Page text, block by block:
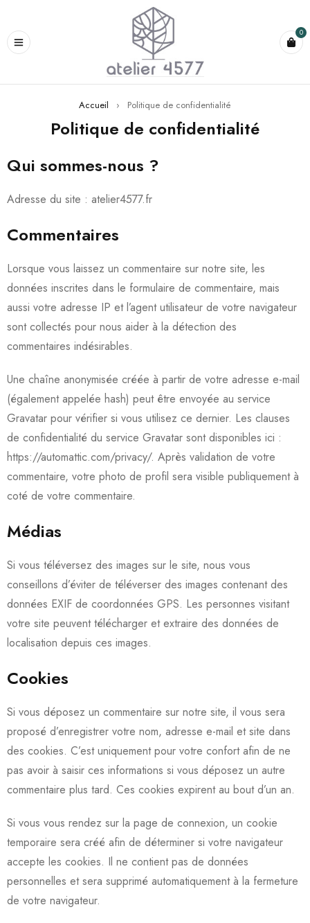
0
Accueil › Politique de confidentialité
Politique de confidentialité
Qui sommes-nous ?
Adresse du site : atelier4577.fr
Commentaires
Lorsque vous laissez un commentaire sur notre site, les
données inscrites dans le formulaire de commentaire, mais
aussi votre adresse IP et l’agent utilisateur de votre navigateur
sont collectés pour nous aider à la détection des
commentaires indésirables.
Une chaîne anonymisée créée à partir de votre adresse e-mail
(également appelée hash) peut être envoyée au service
Gravatar pour vérifier si vous utilisez ce dernier. Les clauses
de confidentialité du service Gravatar sont disponibles ici :
https://automattic.com/privacy/. Après validation de votre
commentaire, votre photo de profil sera visible publiquement à
coté de votre commentaire.
Médias
Si vous téléversez des images sur le site, nous vous
conseillons d’éviter de téléverser des images contenant des
données EXIF de coordonnées GPS. Les personnes visitant
votre site peuvent télécharger et extraire des données de
localisation depuis ces images.
Cookies
Si vous déposez un commentaire sur notre site, il vous sera
proposé d’enregistrer votre nom, adresse e-mail et site dans
des cookies. C’est uniquement pour votre confort afin de ne
pas avoir à saisir ces informations si vous déposez un autre
commentaire plus tard. Ces cookies expirent au bout d’un an.
Si vous vous rendez sur la page de connexion, un cookie
temporaire sera créé afin de déterminer si votre navigateur
accepte les cookies. Il ne contient pas de données
personnelles et sera supprimé automatiquement à la fermeture
de votre navigateur.